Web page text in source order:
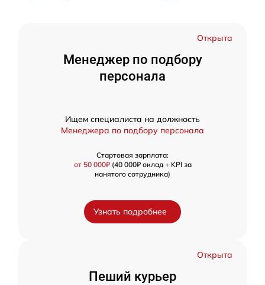
Открыта
Менеджер по подбору
персонала
Ищем специалиста на должность
Менеджера по подбору персонала
Стартовая зарплата:
от 50 000₽(40 000₽ оклад + KPI за
нанятого сотрудника)
Узнать подробнее
Открыта
Пеший курьер